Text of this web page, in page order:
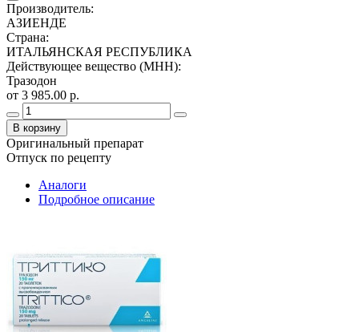
Производитель:
АЗИЕНДЕ
Страна:
ИТАЛЬЯНСКАЯ РЕСПУБЛИКА
Действующее вещество (МНН):
Тразодон
от 3 985.00 р.
В корзину
Оригинальный препарат
Отпуск по рецепту
Аналоги
Подробное описание